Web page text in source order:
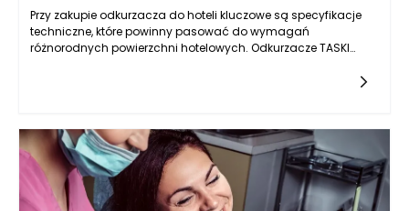
Przy zakupie odkurzacza do hoteli kluczowe są specyfikacje
techniczne, które powinny pasować do wymagań
różnorodnych powierzchni hotelowych. Odkurzacze TASKI